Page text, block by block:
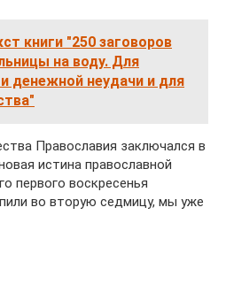
книги "250 заговоров
на воду. Для
денежной неудачи и для
Православия заключался в
истина православной
первого воскресенья
во вторую седмицу, мы уже